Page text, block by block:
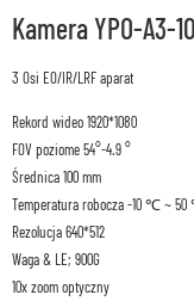
Kamera YPO-A3-
3 Osi EO/IR/LRF aparat
Rekord wideo 1920*1080
FOV poziome 54°-4.9 °
Średnica 100 mm
Temperatura robocza -10 ℃ ~
Rezolucja 640*512
Waga & LE; 900G
10x zoom optyczny